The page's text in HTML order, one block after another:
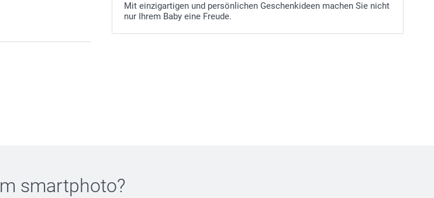
Mit einzigartigen und persönlichen Geschenkideen machen Sie nicht
nur Ihrem Baby eine Freude.
smartphoto?